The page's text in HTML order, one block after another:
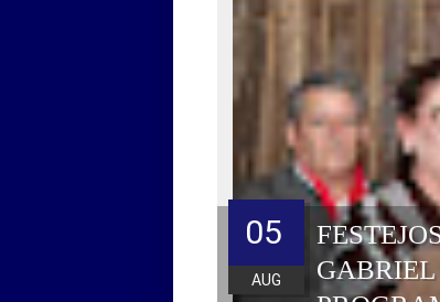
GABRIEL
05
AUG